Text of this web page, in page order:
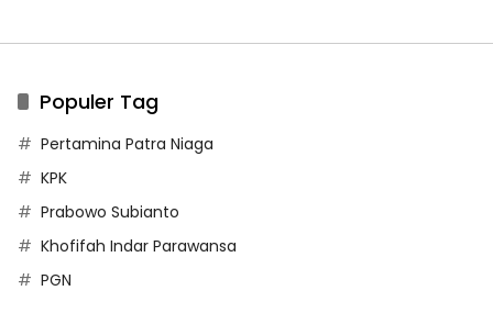
Populer Tag
Pertamina Patra Niaga
KPK
Prabowo Subianto
Khofifah Indar Parawansa
PGN